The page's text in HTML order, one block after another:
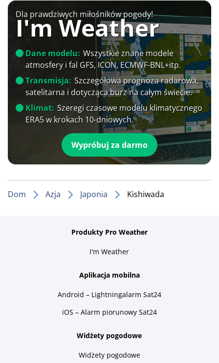
Dla prawdziwych miłośników pogody!
I'm Weather
Dane modelu: Wszystkie znane modele
atmosfery i fal GFS, ICON, ECMWF-BNL+itp.
Transmisja: Szczegółowa prognoza radarowa,
satelitarna i dotycząca burz na całym świecie.
Klimat: Szeregi czasowe modelu klimatycznego
ERA5 w krokach 10-dniowych.
Wypróbuj za darmo
Dom Azja Japonia Kishiwada
Produkty Pro Weather
I'm Weather
Aplikacja mobilna
Android – Lightningalarm Sat24
iOS – Alarm piorunowy Sat24
Widżety pogodowe
Widżety pogodowe